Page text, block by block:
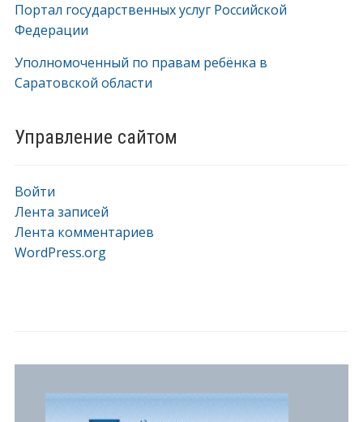
Портал государственных услуг Российской
Федерации
Уполномоченный по правам ребёнка в
Саратовской области
Управление сайтом
Войти
Лента записей
Лента комментариев
WordPress.org